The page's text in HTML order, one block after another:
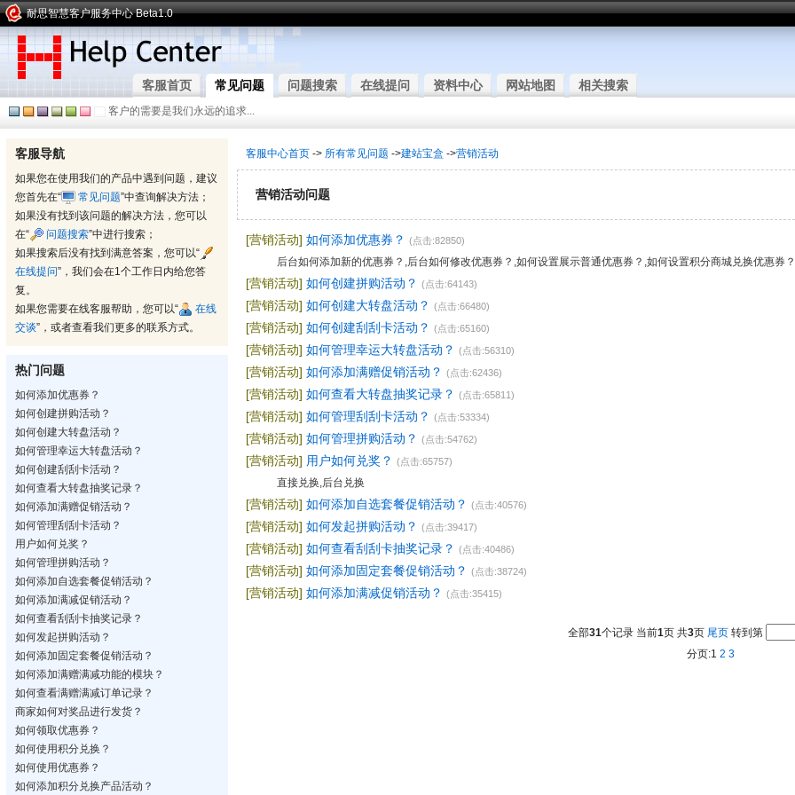
耐思智慧客户服务中心 Beta1.0
客服首页 常见问题 问题搜索 在线提问 资料中心 网站地图 相关搜索
客户的需要是我们永远的追求...
客服导航
如果您在使用我们的产品中遇到问题，建议
您首先在“
常见问题”中查询解决方法；
如果没有找到该问题的解决方法，您可以
在“
问题搜索”中进行搜索；
如果搜索后没有找到满意答案，您可以“
在线提问”，我们会在1个工作日内给您答
复。
如果您需要在线客服帮助，您可以“
在线
交谈”，或者查看我们更多的联系方式。
热门问题
如何添加优惠券？
如何创建拼购活动？
如何创建大转盘活动？
如何管理幸运大转盘活动？
如何创建刮刮卡活动？
如何查看大转盘抽奖记录？
如何添加满赠促销活动？
如何管理刮刮卡活动？
用户如何兑奖？
如何管理拼购活动？
如何添加自选套餐促销活动？
如何添加满减促销活动？
如何查看刮刮卡抽奖记录？
如何发起拼购活动？
如何添加固定套餐促销活动？
如何添加满赠满减功能的模块？
如何查看满赠满减订单记录？
商家如何对奖品进行发货？
如何领取优惠券？
如何使用积分兑换？
如何使用优惠券？
如何添加积分兑换产品活动？
客服中心首页 -> 所有常见问题 ->建站宝盒 ->营销活动
营销活动问题
[营销活动] 如何添加优惠券？ (点击:82850)
后台如何添加新的优惠券？,后台如何修改优惠券？,如何设置展示普通优惠券？,如何设置积分商城兑换优惠券
[营销活动] 如何创建拼购活动？ (点击:64143)
[营销活动] 如何创建大转盘活动？ (点击:66480)
[营销活动] 如何创建刮刮卡活动？ (点击:65160)
[营销活动] 如何管理幸运大转盘活动？ (点击:56310)
[营销活动] 如何添加满赠促销活动？ (点击:62436)
[营销活动] 如何查看大转盘抽奖记录？ (点击:65811)
[营销活动] 如何管理刮刮卡活动？ (点击:53334)
[营销活动] 如何管理拼购活动？ (点击:54762)
[营销活动] 用户如何兑奖？ (点击:65757)
直接兑换,后台兑换
[营销活动] 如何添加自选套餐促销活动？ (点击:40576)
[营销活动] 如何发起拼购活动？ (点击:39417)
[营销活动] 如何查看刮刮卡抽奖记录？ (点击:40486)
[营销活动] 如何添加固定套餐促销活动？ (点击:38724)
[营销活动] 如何添加满减促销活动？ (点击:35415)
全部31个记录 当前1页 共3页 尾页 转到第
分页:1 2 3